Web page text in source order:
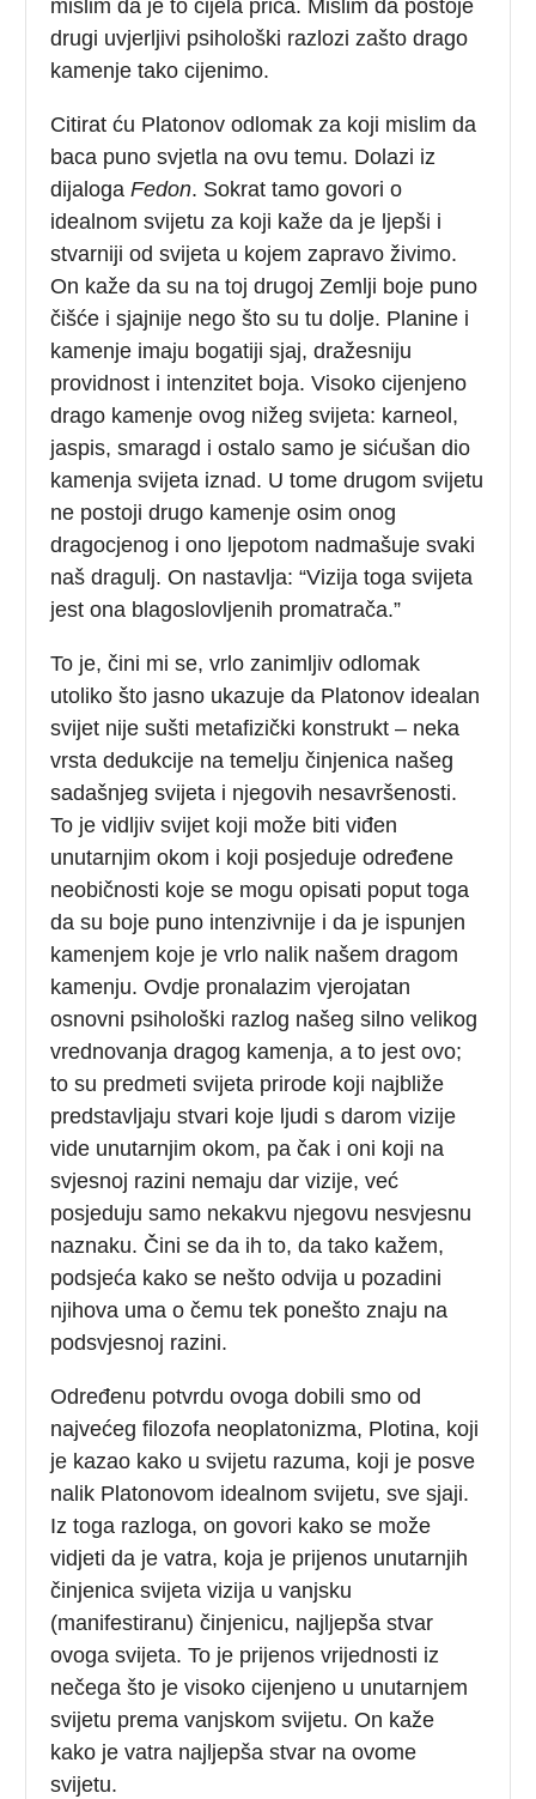
mislim da je to cijela priča. Mislim da postoje
drugi uvjerljivi psihološki razlozi zašto drago
kamenje tako cijenimo.
Citirat ću Platonov odlomak za koji mislim da
baca puno svjetla na ovu temu. Dolazi iz
dijalogaFedon. Sokrat tamo govori o
idealnom svijetu za koji kaže da je ljepši i
stvarniji od svijeta u kojem zapravo živimo.
On kaže da su na toj drugoj Zemlji boje puno
čišće i sjajnije nego što su tu dolje. Planine i
kamenje imaju bogatiji sjaj, dražesniju
providnost i intenzitet boja. Visoko cijenjeno
drago kamenje ovog nižeg svijeta: karneol,
jaspis, smaragd i ostalo samo je sićušan dio
kamenja svijeta iznad. U tome drugom svijetu
ne postoji drugo kamenje osim onog
dragocjenog i ono ljepotom nadmašuje svaki
naš dragulj. On nastavlja: “Vizija toga svijeta
jest ona blagoslovljenih promatrača.”
To je, čini mi se, vrlo zanimljiv odlomak
utoliko što jasno ukazuje da Platonov idealan
svijet nije sušti metafizički konstrukt – neka
vrsta dedukcije na temelju činjenica našeg
sadašnjeg svijeta i njegovih nesavršenosti.
To je vidljiv svijet koji može biti viđen
unutarnjim okom i koji posjeduje određene
neobičnosti koje se mogu opisati poput toga
da su boje puno intenzivnije i da je ispunjen
kamenjem koje je vrlo nalik našem dragom
kamenju. Ovdje pronalazim vjerojatan
osnovni psihološki razlog našeg silno velikog
vrednovanja dragog kamenja, a to jest ovo;
to su predmeti svijeta prirode koji najbliže
predstavljaju stvari koje ljudi s darom vizije
vide unutarnjim okom, pa čak i oni koji na
svjesnoj razini nemaju dar vizije, već
posjeduju samo nekakvu njegovu nesvjesnu
naznaku. Čini se da ih to, da tako kažem,
podsjeća kako se nešto odvija u pozadini
njihova uma o čemu tek ponešto znaju na
podsvjesnoj razini.
Određenu potvrdu ovoga dobili smo od
najvećeg filozofa neoplatonizma, Plotina, koji
je kazao kako u svijetu razuma, koji je posve
nalik Platonovom idealnom svijetu, sve sjaji.
Iz toga razloga, on govori kako se može
vidjeti da je vatra, koja je prijenos unutarnjih
činjenica svijeta vizija u vanjsku
(manifestiranu) činjenicu, najljepša stvar
ovoga svijeta. To je prijenos vrijednosti iz
nečega što je visoko cijenjeno u unutarnjem
svijetu prema vanjskom svijetu. On kaže
kako je vatra najljepša stvar na ovome
svijetu.